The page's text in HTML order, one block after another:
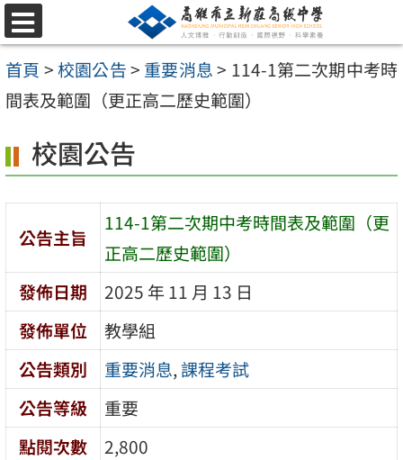
跳
至
主
要
容
區
選
單
首頁 >校園公告> 重要消息> 114-1第二次期中考時
間表及範圍（更正高二歷史範圍）
校園公告
公告主旨
114-1第二次期中考時間表及範圍（更
正高二歷史範圍）
發佈日期
2025 年 11 月 13 日
發佈單位
教學組
公告類別
重要消息,課程考試
公告等級
重要
點閱次數
2,800